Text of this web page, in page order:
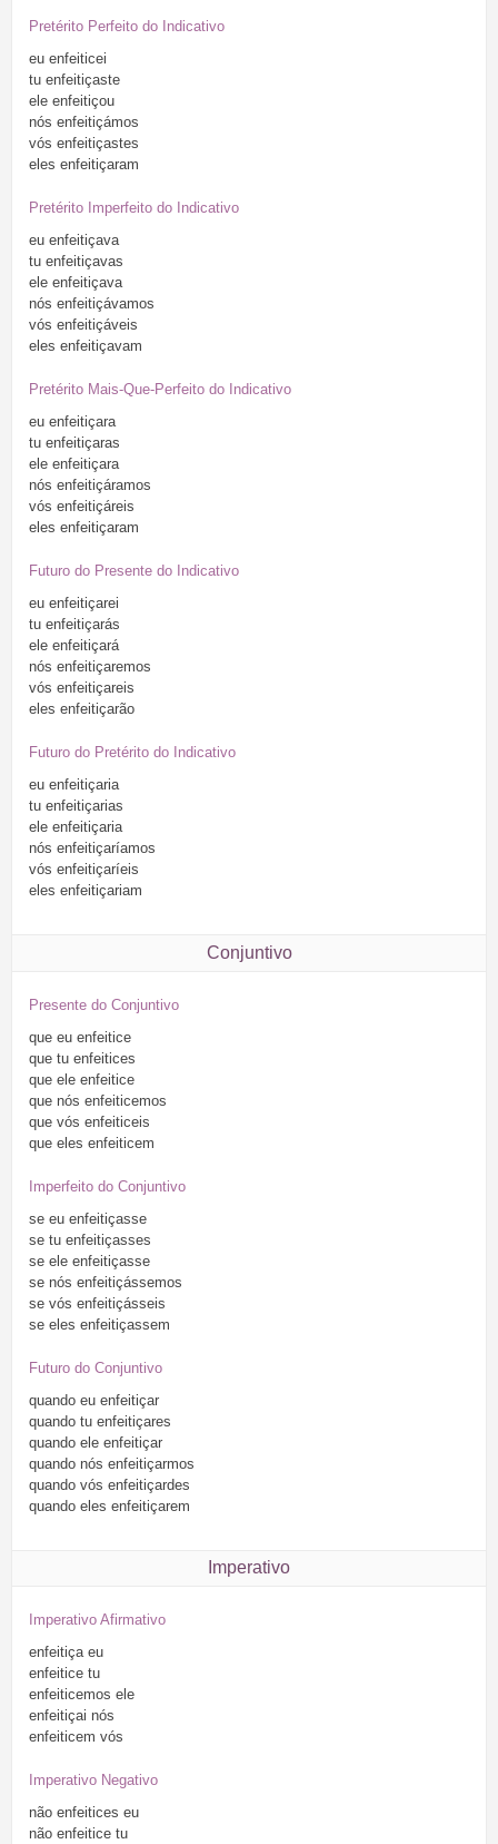
Pretérito Perfeito do Indicativo
eu enfeiticei
tu enfeitiçaste
ele enfeitiçou
nós enfeitiçámos
vós enfeitiçastes
eles enfeitiçaram
Pretérito Imperfeito do Indicativo
eu enfeitiçava
tu enfeitiçavas
ele enfeitiçava
nós enfeitiçávamos
vós enfeitiçáveis
eles enfeitiçavam
Pretérito Mais-Que-Perfeito do Indicativo
eu enfeitiçara
tu enfeitiçaras
ele enfeitiçara
nós enfeitiçáramos
vós enfeitiçáreis
eles enfeitiçaram
Futuro do Presente do Indicativo
eu enfeitiçarei
tu enfeitiçarás
ele enfeitiçará
nós enfeitiçaremos
vós enfeitiçareis
eles enfeitiçarão
Futuro do Pretérito do Indicativo
eu enfeitiçaria
tu enfeitiçarias
ele enfeitiçaria
nós enfeitiçaríamos
vós enfeitiçaríeis
eles enfeitiçariam
Conjuntivo
Presente do Conjuntivo
que eu enfeitice
que tu enfeitices
que ele enfeitice
que nós enfeiticemos
que vós enfeiticeis
que eles enfeiticem
Imperfeito do Conjuntivo
se eu enfeitiçasse
se tu enfeitiçasses
se ele enfeitiçasse
se nós enfeitiçássemos
se vós enfeitiçásseis
se eles enfeitiçassem
Futuro do Conjuntivo
quando eu enfeitiçar
quando tu enfeitiçares
quando ele enfeitiçar
quando nós enfeitiçarmos
quando vós enfeitiçardes
quando eles enfeitiçarem
Imperativo
Imperativo Afirmativo
enfeitiça eu
enfeitice tu
enfeiticemos ele
enfeitiçai nós
enfeiticem vós
Imperativo Negativo
não enfeitices eu
não enfeitice tu